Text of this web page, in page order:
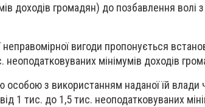
доходів громадян) до позбавлення волі з
вигоди пропонується
мінімумів доходів
з використанням наданої їй влади
1 тис. до 1,5 тис. неоподатковуваних